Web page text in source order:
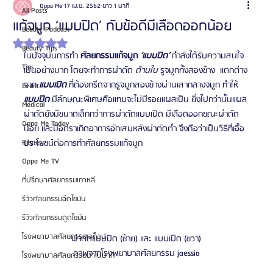
All Posts
Beauty Podcast
Beauty Tips
Tips
Event
Medical
Oppa Me Today
Review
Oppa Me TV
ที่ปรึกษาศัลยกรรมเกาหลี
รีวิวศัลยกรรมฉีดไขมัน
รีวิวศัลยกรรมดูดไขมัน
โรงพยาบาลศัลยกรรมเอท็อป
โรงพยาบาลศัลยกรรมบาโนบากิ
แก้จมูก ‘แบบปิด’ กับข้อดีมีเลือดออกน้อย
Oppa Me17 เม.ย. 2562ยาว 1 นาที
ได้รับ NaN เต็ม 5 ดาว
ในปัจจุบันการทำ ศัลยกรรมแก้จมูก ‘แบบปิด’ กำลังได้รับความสนใจ
เป็นอย่างมาก โดยจะทำการผ่าตัด ด้านใน รูจมูกทั้งสองข้าง  แตกต่าง
จาก แบบเปิด ที่ต้องกรีดจากรูจมูกสองข้างผ่านเสากลางจมูก ทำให้
แบบปิด มีลักษณะพิเศษคือแทบจะไม่มีรอยแผลเป็น ยิ่งไปกว่านั้นแผล
ผ่าตัดยังมีขนาดเล็กกว่าการผ่าตัดแบบเปิด มีเลือดออกขณะผ่าตัด
น้อย และมีอัตราเกิดอาการอักเสบหลังผ่าตัดต่ำ จึงถือว่าเป็นวิธีที่เอื้อ
ประโยชน์ต่อการทำศัลยกรรมแก้จมูก
ผ่าตัดแบบปิด (ซ้าย) และ แบบเปิด (ขวา)
ภาพจากโรงพยาบาลศัลยกรรม jaessia